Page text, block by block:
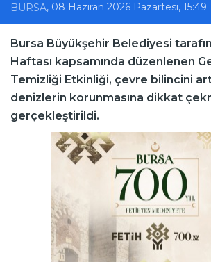
BURSA, 08 Haziran 2026 Pazartesi, 15:49
Bursa Büyükşehir Belediyesi
Haftası kapsamında düzenlenen
Temizliği Etkinliği, çevre bilincini
denizlerin korunmasına dikkat
gerçekleştirildi.